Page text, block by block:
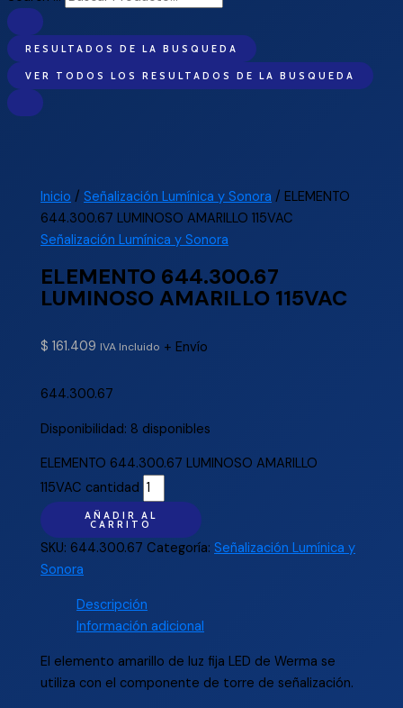
RESULTADOS DE LA BUSQUEDA
VER TODOS LOS RESULTADOS DE LA BUSQUEDA
Inicio /Señalización Lumínica y Sonora / ELEMENTO
644.300.67 LUMINOSO AMARILLO 115VAC
Señalización Lumínica y Sonora
ELEMENTO 644.300.67
LUMINOSO AMARILLO 115VAC
$ 161.409 IVA Incluido + Envío
644.300.67
Disponibilidad: 8 disponibles
ELEMENTO 644.300.67 LUMINOSO AMARILLO
115VAC cantidad
AÑADIR AL
CARRITO
SKU: 644.300.67 Categoría: Señalización Lumínica y
Sonora
Descripción
Información adicional
El elemento amarillo de luz fija LED de Werma se
utiliza con el componente de torre de señalización.